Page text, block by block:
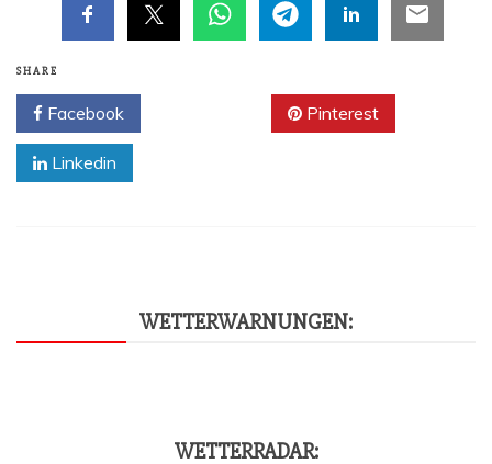
SHARE
Facebook Pinterest
Linkedin
WET­TER­WAR­NUN­GEN:
WET­TER­RA­DAR: